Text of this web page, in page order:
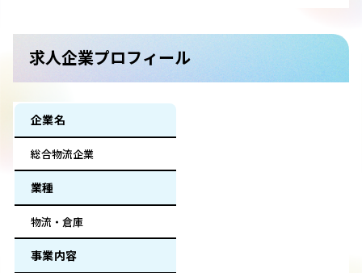
求人企業プロフィール
企業名
総合物流企業
業種
物流・倉庫
事業内容